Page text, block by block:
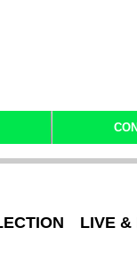
LIVE &